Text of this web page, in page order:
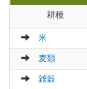
耕種
米
麦類
雑穀